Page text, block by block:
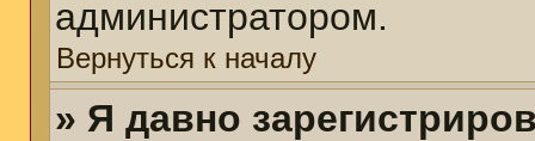
администратором.
Вернуться к началу
» Я давно